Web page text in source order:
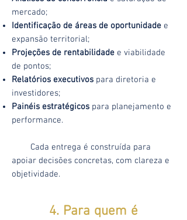
mercado;
Identificação de áreas de oportunidade e
expansão territorial;
Projeções de rentabilidade e viabilidade
de pontos;
Relatórios executivos para diretoria e
investidores;
Painéis estratégicos para planejamento e
performance.
Cada entrega é construída para
apoiar decisões concretas, com clareza e
objetividade.
4. Para quem é